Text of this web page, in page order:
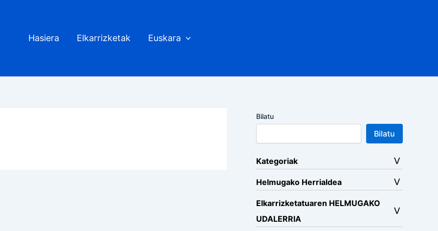
Hasiera Elkarrizketak Euskara
Bilatu
Bilatu
Kategoriak
Helmugako Herrialdea
Elkarrizketatuaren HELMUGAKO
UDALERRIA